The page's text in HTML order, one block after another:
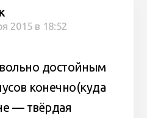
2015 в 18:52
достойным
конечно(куда
— твёрдая